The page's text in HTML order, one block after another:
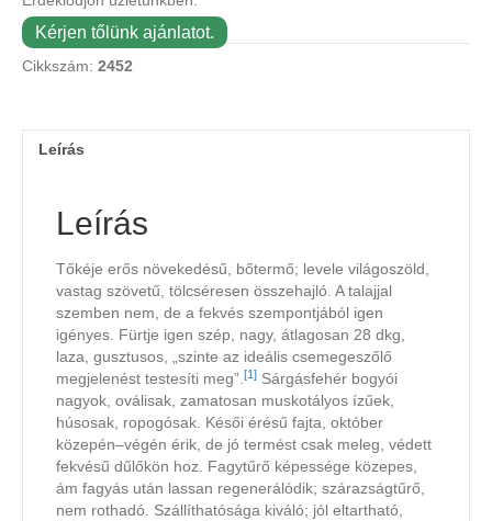
Kérjen tőlünk ajánlatot.
Cikkszám: 2452
Leírás
Leírás
Tőkéje erős növekedésű, bőtermő; levele világoszöld,
vastag szövetű, tölcséresen összehajló. A talajjal
szemben nem, de a fekvés szempontjából igen
igényes. Fürtje igen szép, nagy, átlagosan 28 dkg,
laza, gusztusos, „szinte az ideális csemegeszőlő
megjelenést testesíti meg”.[1 ] Sárgásfehér bogyói
nagyok, oválisak, zamatosan muskotályos ízűek,
húsosak, ropogósak. Késői érésű fajta, október
közepén–végén érik, de jó termést csak meleg, védett
fekvésű dűlőkön hoz. Fagytűrő képessége közepes,
ám fagyás után lassan regenerálódik; szárazságtűrő,
nem rothadó. Szállíthatósága kiváló; jól eltartható,